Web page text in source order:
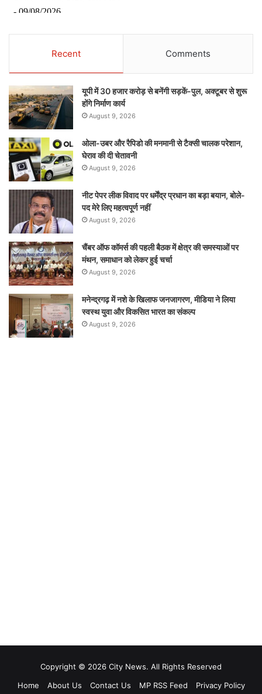
Recent Comments
यूपी में 30 हजार करोड़ से बनेंगी सड़कें-पुल, अक्टूबर से शुरू
होंगे निर्माण कार्य
August 9, 2026
ओला-उबर और रैपिडो की मनमानी से टैक्सी चालक परेशान,
घेराव की दी चेतावनी
August 9, 2026
नीट पेपर लीक विवाद पर धर्मेंद्र प्रधान का बड़ा बयान, बोले-
पद मेरे लिए महत्वपूर्ण नहीं
August 9, 2026
चैंबर ऑफ कॉमर्स की पहली बैठक में क्षेत्र की समस्याओं पर
मंथन, समाधान को लेकर हुई चर्चा
August 9, 2026
मनेन्द्रगढ़ में नशे के खिलाफ जनजागरण, मीडिया ने लिया
स्वस्थ युवा और विकसित भारत का संकल्प
August 9, 2026
Copyright © 2026 City News. All Rights Reserved
Home
About Us Contact Us MP RSS Feed Privacy Policy